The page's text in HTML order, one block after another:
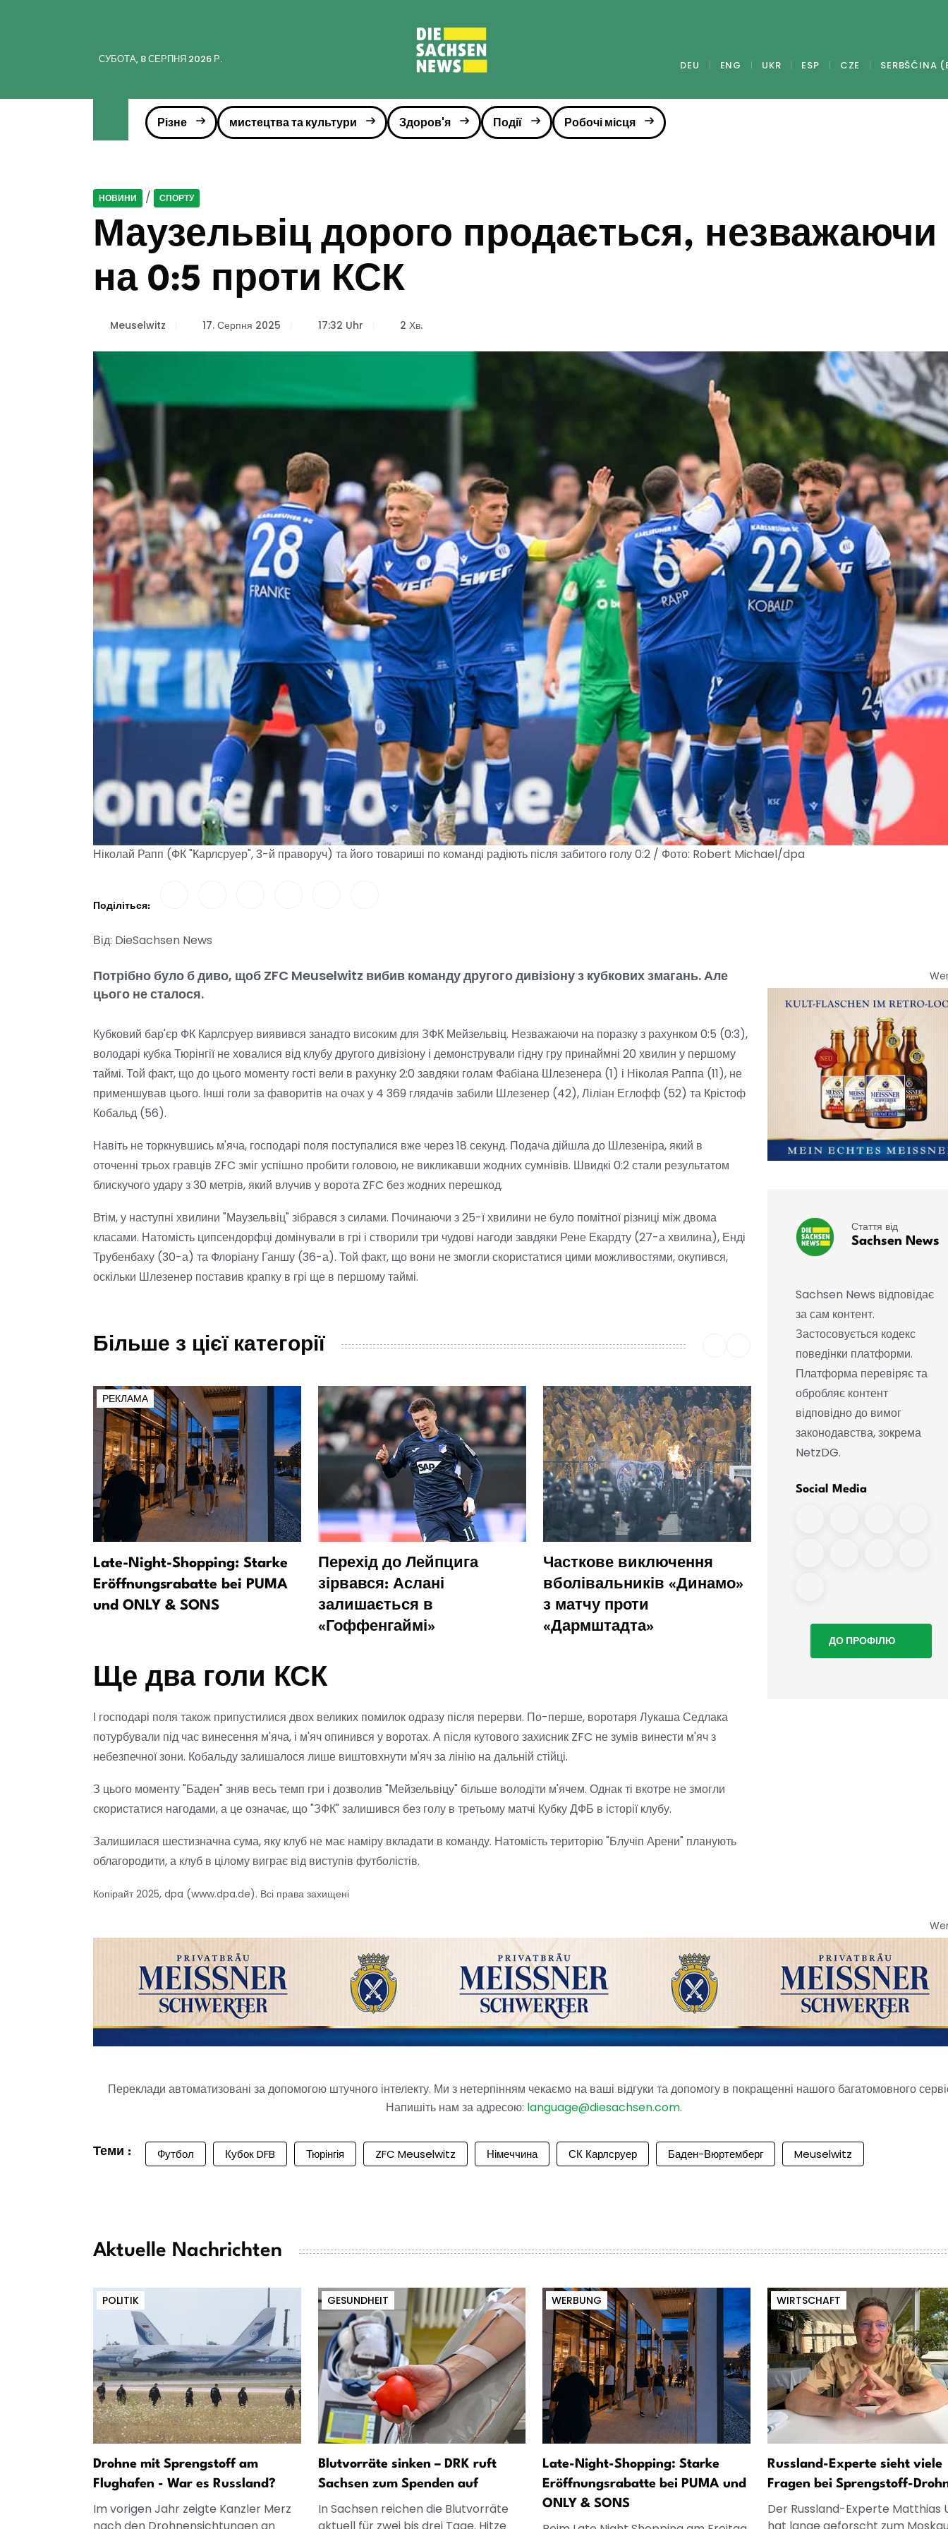
СУБОТА, 8 СЕРПНЯ 2026 Р. DEU ENG UKR ESP CZE SERBŠĆINA
Різне мистецтва та культури Здоров'я Події Робочі місця
НОВИНИ / СПОРТУ
Маузельвіц дорого продається, незважаючи
на 0:5 проти КСК
Meuselwitz 17. Серпня 2025 17:32 Uhr 2 Хв.
Ніколай Рапп (ФК "Карлсруер", 3-й праворуч) та його товариші по команді радіють після забитого голу 0:2 / Фото: Robert Michael/dpa
Поділіться:
Від: DieSachsen News
Потрібно було б диво, щоб ZFC Meuselwitz вибив команду другого дивізіону з кубкових змагань. Але
цього не сталося.
Кубковий бар'єр ФК Карлсруер виявився занадто високим для ЗФК Мейзельвіц. Незважаючи на поразку з рахунком 0:5 (0:3),
володарі кубка Тюрінгії не ховалися від клубу другого дивізіону і демонстрували гідну гру принаймні 20 хвилин у першому
таймі. Той факт, що до цього моменту гості вели в рахунку 2:0 завдяки голам Фабіана Шлезенера (1) і Ніколая Раппа (11), не
применшував цього. Інші голи за фаворитів на очах у 4 369 глядачів забили Шлезенер (42), Ліліан Еглофф (52) та Крістоф
Кобальд (56).
Навіть не торкнувшись м'яча, господарі поля поступалися вже через 18 секунд. Подача дійшла до Шлезеніра, який в
оточенні трьох гравців ZFC зміг успішно пробити головою, не викликавши жодних сумнівів. Швидкі 0:2 стали результатом
блискучого удару з 30 метрів, який влучив у ворота ZFC без жодних перешкод.
Втім, у наступні хвилини "Маузельвіц" зібрався з силами. Починаючи з 25-ї хвилини не було помітної різниці між двома
класами. Натомість ципсендорфці домінували в грі і створили три чудові нагоди завдяки Рене Екардту (27-а хвилина), Енді
Трубенбаху (30-а) та Флоріану Ганшу (36-а). Той факт, що вони не змогли скористатися цими можливостями, окупився,
оскільки Шлезенер поставив крапку в грі ще в першому таймі.
Більше з цієї категорії
РЕКЛАМА
Late-Night-Shopping: Starke
Eröffnungsrabatte bei PUMA
und ONLY & SONS
Перехід до Лейпцига
зірвався: Аслані
залишається в
«Гоффенгаймі»
Часткове виключення
вболівальників «Динамо»
з матчу проти
«Дармштадта»
Ще два голи КСК
І господарі поля також припустилися двох великих помилок одразу після перерви. По-перше, воротаря Лукаша Седлака
потурбували під час винесення м'яча, і м'яч опинився у воротах. А після кутового захисник ZFC не зумів винести м'яч з
небезпечної зони. Кобальду залишалося лише виштовхнути м'яч за лінію на дальній стійці.
З цього моменту "Баден" зняв весь темп гри і дозволив "Мейзельвіцу" більше володіти м'ячем. Однак ті вкотре не змогли
скористатися нагодами, а це означає, що "ЗФК" залишився без голу в третьому матчі Кубку ДФБ в історії клубу.
Залишилася шестизначна сума, яку клуб не має наміру вкладати в команду. Натомість територію "Блучіп Арени" планують
облагородити, а клуб в цілому виграє від виступів футболістів.
Копірайт 2025, dpa (www.dpa.de). Всі права захищені
Стаття від
Sachsen News
Sachsen News відповідає
за сам контент.
Застосовується кодекс
поведінки платформи.
Платформа перевіряє та
обробляє контент
відповідно до вимог
законодавства, зокрема
NetzDG.
Social Media
ДО ПРОФІЛЮ
Переклади автоматизовані за допомогою штучного інтелекту. Ми з нетерпінням чекаємо на ваші відгуки та допомогу в покращенні нашого багатомовного
Напишіть нам за адресою: language@diesachsen.com.
Теми : Футбол Кубок DFB Тюрінгія ZFC Meuselwitz Німеччина СК Карлсруер Баден-Вюртемберг Meuselwitz
Aktuelle Nachrichten
POLITIK
Drohne mit Sprengstoff am
Flughafen - War es Russland?
Im vorigen Jahr zeigte Kanzler Merz
nach den Drohnensichtungen an
GESUNDHEIT
Blutvorräte sinken – DRK ruft
Sachsen zum Spenden auf
In Sachsen reichen die Blutvorräte
aktuell für zwei bis drei Tage. Hitze
WERBUNG
Late-Night-Shopping: Starke
Eröffnungsrabatte bei PUMA und
ONLY & SONS
WIRTSCHAFT
Russland-Experte sieht viele
Fragen bei Sprengstoff-
Der Russland-Experte Matthias
hat lange geforscht zum